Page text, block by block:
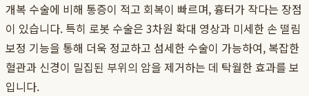
개복 수술에 비해 통증이 적고 회복이 빠르며, 흉터가 작다는 장점
이 있습니다. 특히 로봇 수술은 3차원 확대 영상과 미세한 손 떨림
보정 기능을 통해 더욱 정교하고 섬세한 수술이 가능하여, 복잡한
혈관과 신경이 밀집된 부위의 암을 제거하는 데 탁월한 효과를 보
입니다.